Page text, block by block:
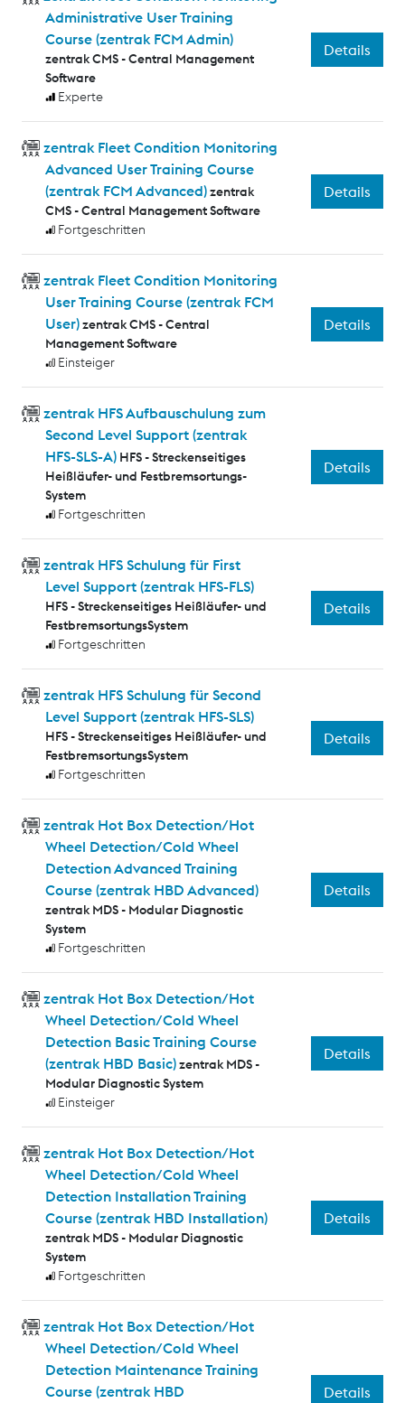
Administrative User Training
Course (zentrak FCM Admin)
zentrak CMS - Central Management
Software
Experte
Details
zentrak Fleet Condition Monitoring
Advanced User Training Course
(zentrak FCM Advanced)zentrak
CMS - Central Management Software
Fortgeschritten
Details
zentrak Fleet Condition Monitoring
User Training Course (zentrak FCM
User)zentrak CMS - Central
Management Software
Einsteiger
Details
zentrak HFS Aufbauschulung zum
Second Level Support (zentrak
HFS-SLS-A) HFS - Streckenseitiges
Heißläufer- und Festbremsortungs-
System
Fortgeschritten
Details
zentrak HFS Schulung für First
Level Support (zentrak HFS-FLS)
HFS - Streckenseitiges Heißläufer- und
FestbremsortungsSystem
Fortgeschritten
Details
zentrak HFS Schulung für Second
Level Support (zentrak HFS-SLS)
HFS - Streckenseitiges Heißläufer- und
FestbremsortungsSystem
Fortgeschritten
Details
zentrak Hot Box Detection/Hot
Wheel Detection/Cold Wheel
Detection Advanced Training
Course (zentrak HBD Advanced)
zentrak MDS - Modular Diagnostic
System
Fortgeschritten
Details
zentrak Hot Box Detection/Hot
Wheel Detection/Cold Wheel
Detection Basic Training Course
(zentrak HBD Basic)zentrak MDS -
Modular Diagnostic System
Einsteiger
Details
zentrak Hot Box Detection/Hot
Wheel Detection/Cold Wheel
Detection Installation Training
Course (zentrak HBD Installation)
zentrak MDS - Modular Diagnostic
System
Fortgeschritten
Details
zentrak Hot Box Detection/Hot
Wheel Detection/Cold Wheel
Detection Maintenance Training
Course (zentrak HBD
Details